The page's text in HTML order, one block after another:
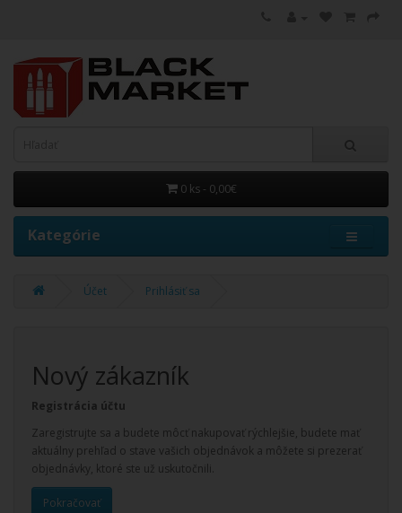
0 ks - 0,00€
Kategórie
Účet Prihlásiť sa
Nový zákazník
Registrácia účtu
Zaregistrujte sa a budete môcť nakupovať rýchlejšie, budete mať
aktuálny prehľad o stave vašich objednávok a môžete si prezerať
objednávky, ktoré ste už uskutočnili.
Pokračovať